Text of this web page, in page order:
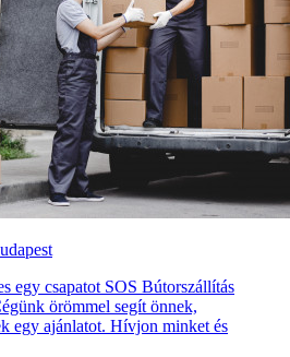
egy csapatot SOS Bútorszállítás
örömmel segít önnek,
egy ajánlatot. Hívjon minket és